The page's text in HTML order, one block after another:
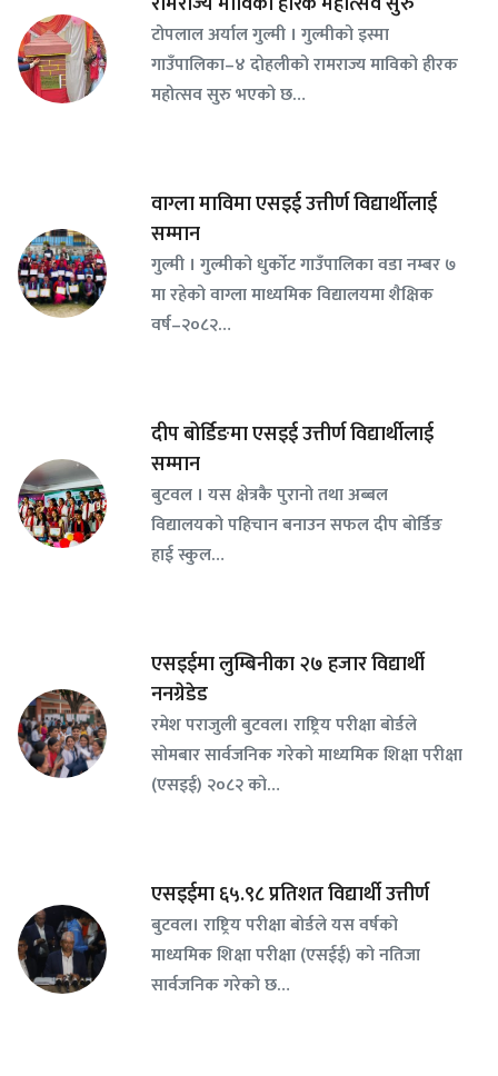
टोपलाल अर्याल गुल्मी । गुल्मीको इस्मा
गाउँपालिका–४ दोहलीको रामराज्य माविको हीरक
महोत्सव सुरु भएको छ…
वाग्ला माविमा एसइई उत्तीर्ण विद्यार्थीलाई
सम्मान
गुल्मी । गुल्मीको धुर्कोट गाउँपालिका वडा नम्बर ७
मा रहेको वाग्ला माध्यमिक विद्यालयमा शैक्षिक
वर्ष–२०८२…
दीप बोर्डिङमा एसइई उत्तीर्ण विद्यार्थीलाई
सम्मान
बुटवल । यस क्षेत्रकै पुरानो तथा अब्बल
विद्यालयको पहिचान बनाउन सफल दीप बोर्डिङ
हाई स्कुल…
एसइईमा लुम्बिनीका २७ हजार विद्यार्थी
ननग्रेडेड
रमेश पराजुली बुटवल। राष्ट्रिय परीक्षा बोर्डले
सोमबार सार्वजनिक गरेको माध्यमिक शिक्षा परीक्षा
(एसइई) २०८२ को…
एसइईमा ६५.९८ प्रतिशत विद्यार्थी उत्तीर्ण
बुटवल। राष्ट्रिय परीक्षा बोर्डले यस वर्षको
माध्यमिक शिक्षा परीक्षा (एसईई) को नतिजा
सार्वजनिक गरेको छ…